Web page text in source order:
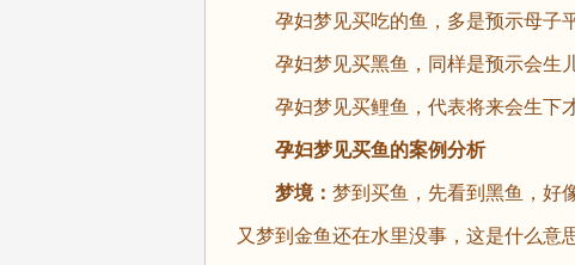
孕妇梦见买吃的鱼，多是预示母子平
孕妇梦见买黑鱼，同样是预示会生儿
孕妇梦见买鲤鱼，代表将来会生下才
孕妇梦见买鱼的案例分析
梦境： 梦到买鱼，先看到黑鱼，好
又梦到金鱼还在水里没事，这是什么意